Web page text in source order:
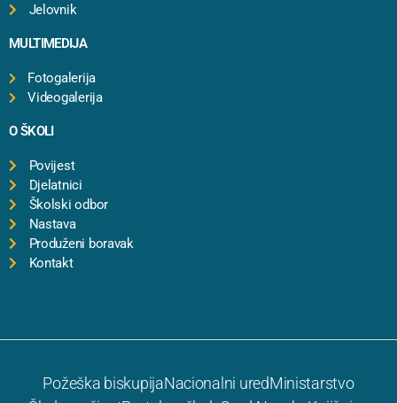
Jelovnik
MULTIMEDIJA
Fotogalerija
Videogalerija
O ŠKOLI
Povijest
Djelatnici
Školski odbor
Nastava
Produženi boravak
Kontakt
Požeška biskupijaNacionalni uredMinistarstvo